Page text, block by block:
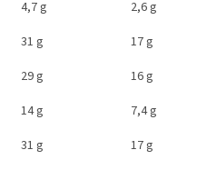
4,7 g
2,6 g
31 g
17 g
29 g
16 g
14 g
7,4 g
31 g
17 g